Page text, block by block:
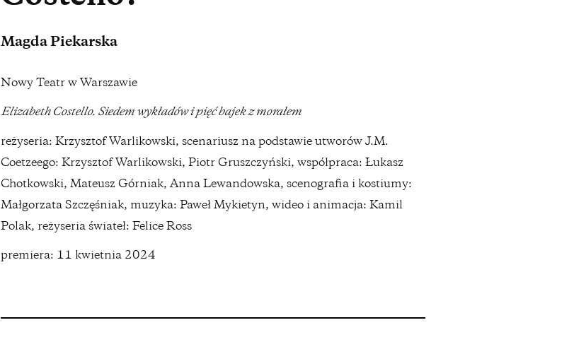
Magda Piekarska
Nowy Teatr w Warszawie
Elizabeth Costello. Siedem wykładów i pięć bajek z morałem
reżyseria: Krzysztof Warlikowski, scenariusz na podstawie utworów J.M.
Coetzeego: Krzysztof Warlikowski, Piotr Gruszczyński, współpraca: Łukasz
Chotkowski, Mateusz Górniak, Anna Lewandowska, scenografia i kostiumy:
Małgorzata Szczęśniak, muzyka: Paweł Mykietyn, wideo i animacja: Kamil
Polak, reżyseria świateł: Felice Ross
premiera: 11 kwietnia 2024